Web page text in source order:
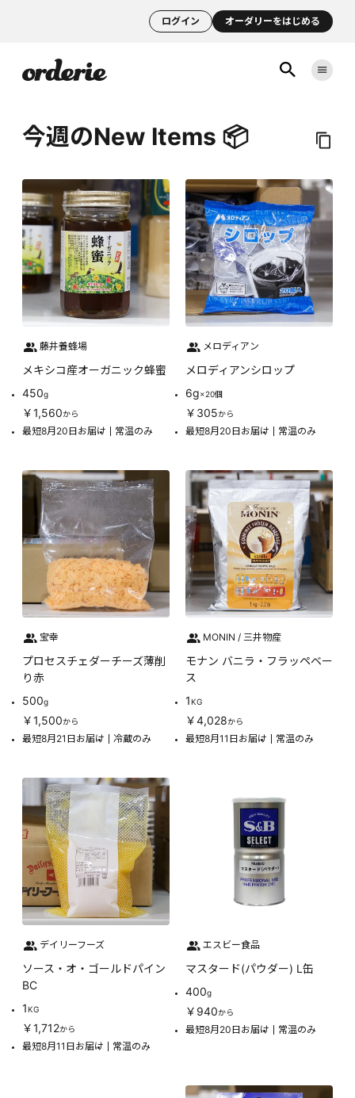
ログイン オーダリーをはじめる
今週のNew Items 📦
藤井養蜂場
メキシコ産オーガニック蜂蜜
450g
￥1,560から
最短8月20日お届け 常温のみ
メロディアン
メロディアンシロップ
6g×20個
￥305から
最短8月20日お届け 常温のみ
宝幸
プロセスチェダーチーズ薄削
り赤
500g
￥1,500から
最短8月21日お届け 冷蔵のみ
MONIN / 三井物産
モナン バニラ・フラッペベー
ス
1KG
￥4,028から
最短8月11日お届け 常温のみ
デイリーフーズ
ソース・オ・ゴールドパイン
BC
1KG
￥1,712から
最短8月11日お届け 常温のみ
エスビー食品
マスタード(パウダー) L缶
400g
￥940から
最短8月20日お届け 常温のみ